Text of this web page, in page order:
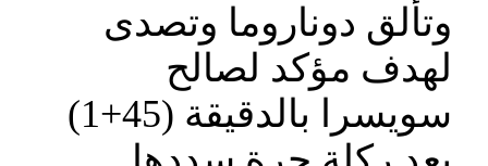
وتألق دوناروما وتصدى
لهدف مؤكد لصالح
سويسرا بالدقيقة (45+1)